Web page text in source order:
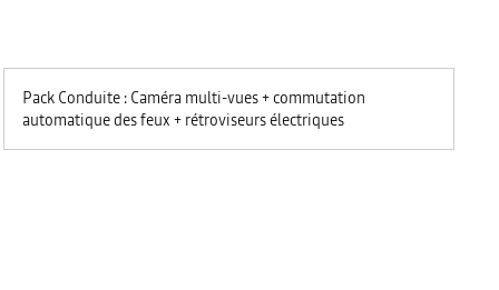
Pack Conduite : Caméra multi-vues + commutation
automatique des feux + rétroviseurs électriques